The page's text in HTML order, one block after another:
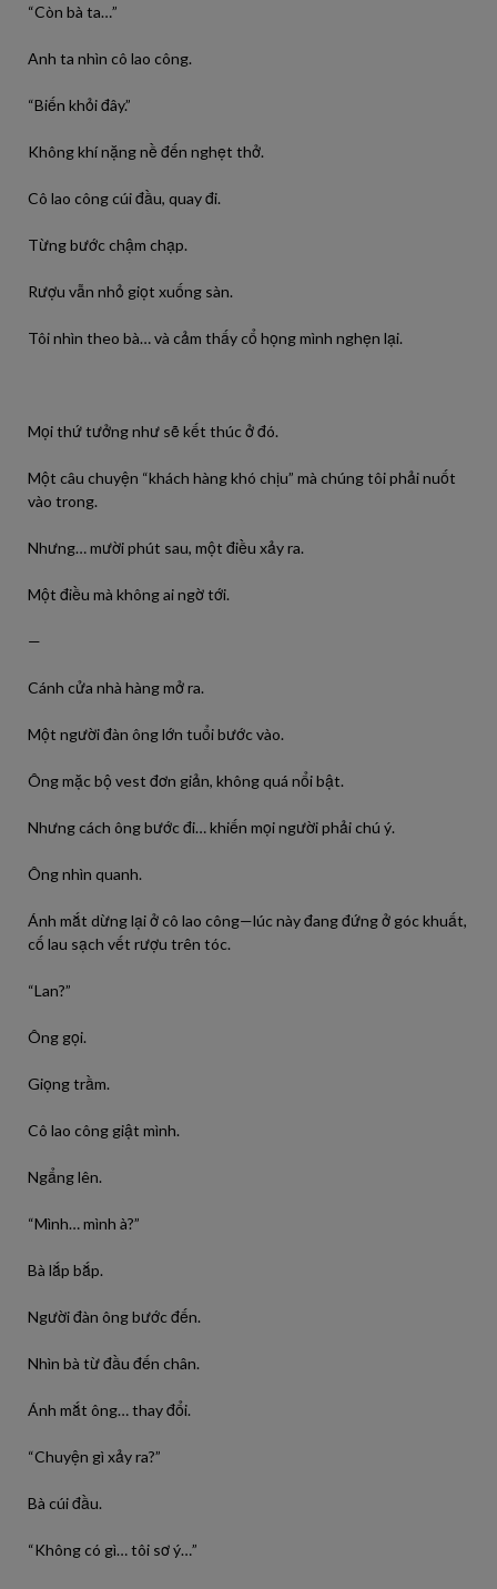
“Còn bà ta…”
Anh ta nhìn cô lao công.
“Biến khỏi đây.”
Không khí nặng nề đến nghẹt thở.
Cô lao công cúi đầu, quay đi.
Từng bước chậm chạp.
Rượu vẫn nhỏ giọt xuống sàn.
Tôi nhìn theo bà… và cảm thấy cổ họng mình nghẹn lại.
Mọi thứ tưởng như sẽ kết thúc ở đó.
Một câu chuyện “khách hàng khó chịu” mà chúng tôi phải nuốt
vào trong.
Nhưng… mười phút sau, một điều xảy ra.
Một điều mà không ai ngờ tới.
—
Cánh cửa nhà hàng mở ra.
Một người đàn ông lớn tuổi bước vào.
Ông mặc bộ vest đơn giản, không quá nổi bật.
Nhưng cách ông bước đi… khiến mọi người phải chú ý.
Ông nhìn quanh.
Ánh mắt dừng lại ở cô lao công—lúc này đang đứng ở góc khuất,
cố lau sạch vết rượu trên tóc.
“Lan?”
Ông gọi.
Giọng trầm.
Cô lao công giật mình.
Ngẩng lên.
“Mình… mình à?”
Bà lắp bắp.
Người đàn ông bước đến.
Nhìn bà từ đầu đến chân.
Ánh mắt ông… thay đổi.
“Chuyện gì xảy ra?”
Bà cúi đầu.
“Không có gì… tôi sơ ý…”